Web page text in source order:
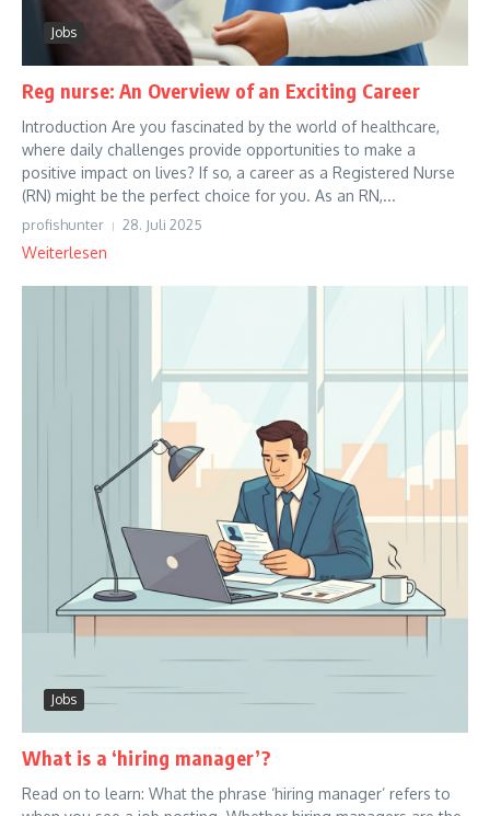
Jobs
Reg nurse: An Overview of an Exciting Career
Introduction Are you fascinated by the world of healthcare,
where daily challenges provide opportunities to make a
positive impact on lives? If so, a career as a Registered Nurse
(RN) might be the perfect choice for you. As an RN,...
profishunter 28. Juli 2025
Weiterlesen
Jobs
What is a ‘hiring manager’?
Read on to learn: What the phrase ‘hiring manager’ refers to